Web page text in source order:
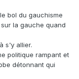
bol du gauchisme
la gauche quand
s'y allier.
politique rampant et
détonnant qui